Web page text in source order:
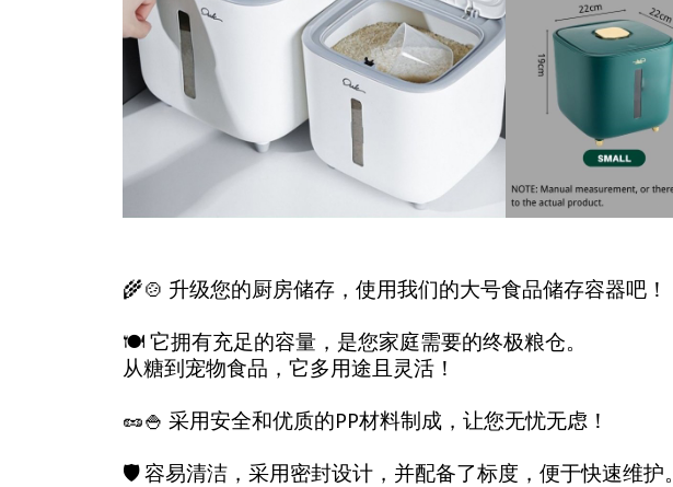
🌾🍲 升级您的厨房储存，使用我们的大号食品储存容器吧！
🍽️ 它拥有充足的容量，是您家庭需要的终极粮仓。
从糖到宠物食品，它多用途且灵活！
🥜🍚 采用安全和优质的PP材料制成，让您无忧无虑！
🛡️ 容易清洁，采用密封设计，并配备了标度，便于快速维护。